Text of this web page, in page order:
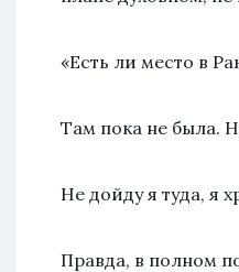
«Есть ли место в
Там пока не была.
Не дойду я туда, я
Правда, в полном